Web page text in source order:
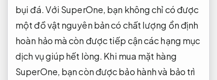
bụi đá. Với SuperOne, bạn không chỉ có được
một đồ vật nguyên bản có chất lượng ổn định
hoàn hảo mà còn được tiếp cận các hạng mục
dịch vụ giúp hết lòng. Khi mua mặt hàng
SuperOne, bạn còn được bảo hành và bảo trì